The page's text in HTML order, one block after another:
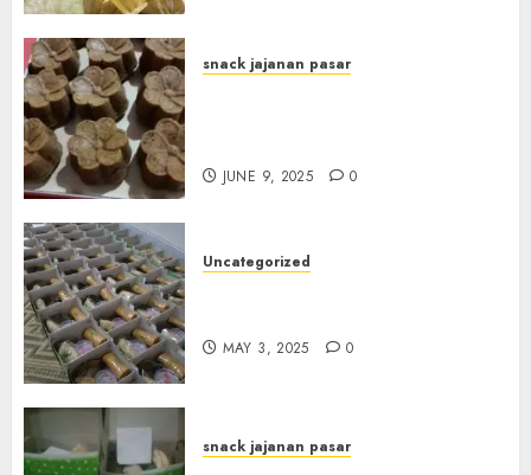
snack jajanan pasar
JUNE 9, 2025 0
Uncategorized
MAY 3, 2025 0
snack jajanan pasar